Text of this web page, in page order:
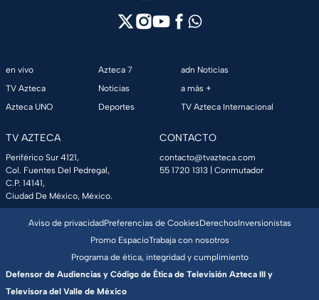
en vivo
TV Azteca
Azteca UNO
Azteca 7
Noticias
Deportes
adn Noticias
a más +
TV Azteca Internacional
TV AZTECA
Periférico Sur 4121,
Col. Fuentes Del Pedregal,
C.P. 14141,
Ciudad De México, México.
CONTACTO
contacto@tvazteca.com
55 1720 1313 | Conmutador
Aviso de privacidadPreferencias de CookiesDerechosInversionistas
Promo EspacioTrabaja con nosotros
Programa de ética, integridad y cumplimiento
Defensor de Audiencias y Código de Ética de Televisión Azteca III y
Televisora del Valle de México